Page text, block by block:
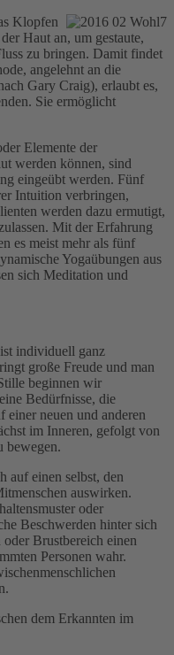
Klopfen
Haut an, um gestaute,
zu bringen. Damit findet
angelehnt an die
Gary Craig), erlaubt es,
Sie ermöglicht
Elemente der
werden können, sind
eingeübt werden. Fünf
Intuition verbringen,
werden dazu ermutigt,
Mit der Erfahrung
es meist mehr als fünf
Yogaübungen aus
sich Meditation und
individuell ganz
große Freude und man
beginnen wir
Bedürfnisse, die
neuen und anderen
im Inneren, gefolgt von
bewegen.
auf einen selbst, den
auswirken.
oder
Beschwerden hinter sich
Brustbereich einen
Personen wahr.
dem Erkannten im